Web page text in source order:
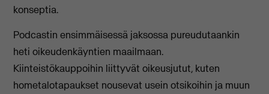
konseptia.
Podcastin ensimmäisessä jaksossa pureudutaankin
heti oikeudenkäyntien maailmaan.
Kiinteistökauppoihin liittyvät oikeusjutut, kuten
hometalotapaukset nousevat usein otsikoihin ja muun